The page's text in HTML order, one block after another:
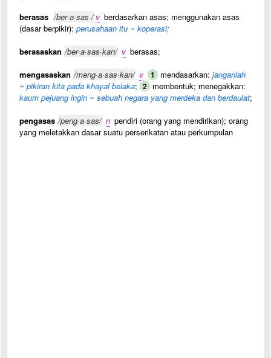
berasas /ber·a·sas / v berdasarkan asas; menggunakan asas
(dasar berpikir): perusahaan itu ~ koperasi;
berasaskan /ber·a·sas·kan/ v berasas;
mengasaskan /meng·a·sas·kan/ v 1 mendasarkan: janganlah
~ pikiran kita pada khayal belaka; 2 membentuk; menegakkan:
kaum pejuang ingin ~ sebuah negara yang merdeka dan berdaulat;
pengasas /peng·a·sas/ n pendiri (orang yang mendirikan); orang
yang meletakkan dasar suatu perserikatan atau perkumpulan